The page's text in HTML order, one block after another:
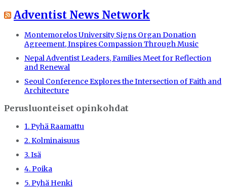
Adventist News Network
Montemorelos University Signs Organ Donation
Agreement, Inspires Compassion Through Music
Nepal Adventist Leaders, Families Meet for Reflection
and Renewal
Seoul Conference Explores the Intersection of Faith and
Architecture
Perusluonteiset opinkohdat
1. Pyhä Raamattu
2. Kolminaisuus
3. Isä
4. Poika
5. Pyhä Henki